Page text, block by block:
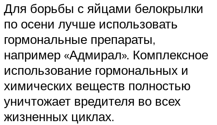
Для борьбы с яйцами белокрылки
по осени лучше использовать
гормональные препараты,
например «Адмирал». Комплексное
использование гормональных и
химических веществ полностью
уничтожает вредителя во всех
жизненных циклах.